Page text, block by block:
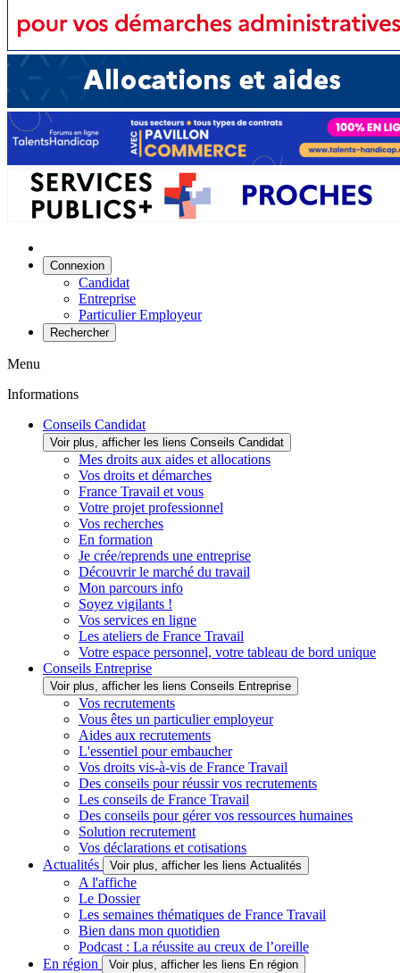
Connexion
Candidat
Entreprise
Particulier Employeur
Rechercher
Menu
Informations
Conseils Candidat
Voir plus, afficher les liens Conseils Candidat
Mes droits aux aides et allocations
Vos droits et démarches
France Travail et vous
Votre projet professionnel
Vos recherches
En formation
Je crée/reprends une entreprise
Découvrir le marché du travail
Mon parcours info
Soyez vigilants !
Vos services en ligne
Les ateliers de France Travail
Votre espace personnel, votre tableau de bord unique
Conseils Entreprise
Voir plus, afficher les liens Conseils Entreprise
Vos recrutements
Vous êtes un particulier employeur
Aides aux recrutements
L'essentiel pour embaucher
Vos droits vis-à-vis de France Travail
Des conseils pour réussir vos recrutements
Les conseils de France Travail
Des conseils pour gérer vos ressources humaines
Solution recrutement
Vos déclarations et cotisations
Actualités
Voir plus, afficher les liens Actualités
A l'affiche
Le Dossier
Les semaines thématiques de France Travail
Bien dans mon quotidien
Podcast : La réussite au creux de l’oreille
En région
Voir plus, afficher les liens En région